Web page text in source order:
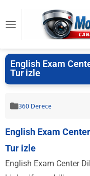
English Exam
Tur izle
360 Derece
English Exam
Tur izle
English Exam Center